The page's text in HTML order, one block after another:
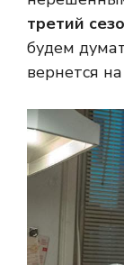
третий
будем
вернется